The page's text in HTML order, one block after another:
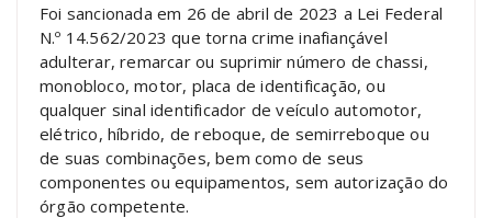
Foi sancionada em 26 de abril de 2023 a Lei Federal
N.º 14.562/2023 que torna crime inafiançável
adulterar, remarcar ou suprimir número de chassi,
monobloco, motor, placa de identificação, ou
qualquer sinal identificador de veículo automotor,
elétrico, híbrido, de reboque, de semirreboque ou
de suas combinações, bem como de seus
componentes ou equipamentos, sem autorização do
órgão competente.